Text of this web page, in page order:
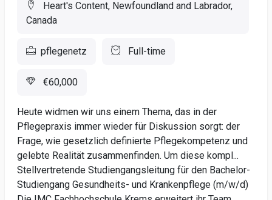
Heart's Content, Newfoundland and Labrador,
Canada
pflegenetz Full-time
€60,000
Heute widmen wir uns einem Thema, das in der
Pflegepraxis immer wieder für Diskussion sorgt: der
Frage, wie gesetzlich definierte Pflegekompetenz und
gelebte Realität zusammenfinden. Um diese kompl...
Stellvertretende Studiengangsleitung für den Bachelor-
Studiengang Gesundheits- und Krankenpflege (m/w/d)